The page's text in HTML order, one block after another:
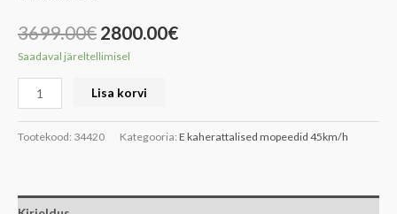
3699.00€ 2800.00€
Saadaval järeltellimisel
Lisa korvi
Tootekood: 34420 Kategooria: E kaherattalised mopeedid 45km/h